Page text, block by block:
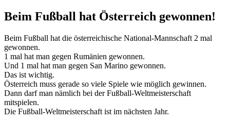
Beim Fußball hat Österreich gewonnen!
Beim Fußball hat die österreichische National-Mannschaft 2 mal
gewonnen.
1 mal hat man gegen Rumänien gewonnen.
Und 1 mal hat man gegen San Marino gewonnen.
Das ist wichtig.
Österreich muss gerade so viele Spiele wie möglich gewinnen.
Dann darf man nämlich bei der Fußball-Weltmeisterschaft
mitspielen.
Die Fußball-Weltmeisterschaft ist im nächsten Jahr.